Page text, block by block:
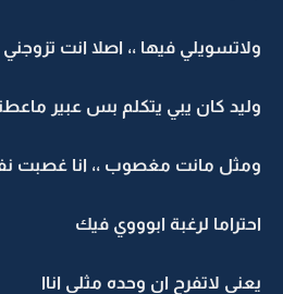
فيها ،، اصلا انت تزوجني
كان يبي يتكلم بس عبير
مانت مغصوب ،، انا غصبت
لرغبة ابوووي فيك
لاتفرح ان وحده مثلي اناا